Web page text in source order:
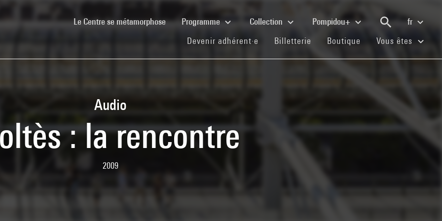
Le Centre se métamorphose(current)Programme Collection Pompidou+
fr
Devenir adhérent·e (current)
Billetterie (current)
Boutique (current)
Vous êtes
Audio
: la rencontre
2009